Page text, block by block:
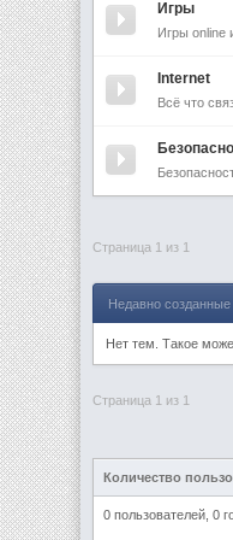
Игры
Игры online
Internet
Всё что
Страница 1 из 1
Недавно созданные
Нет тем. Такое
Страница 1 из 1
Количество
0 пользователей, 0